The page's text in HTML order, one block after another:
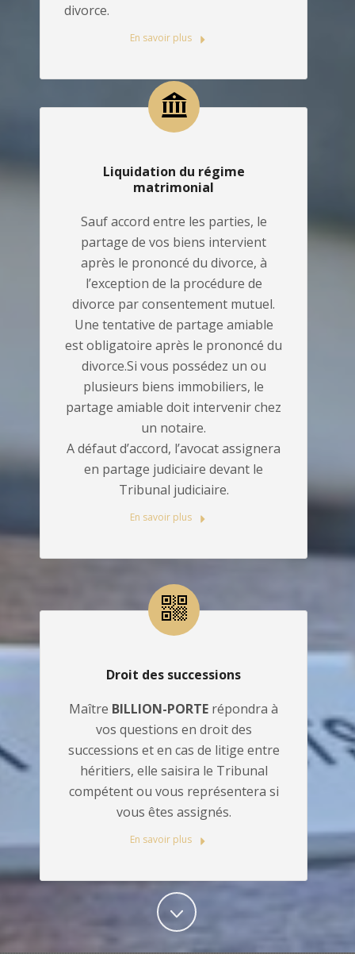
divorce.
En savoir plus
Liquidation du régime
matrimonial
Sauf accord entre les parties, le
partage de vos biens intervient
après le prononcé du divorce, à
l’exception de la procédure de
divorce par consentement mutuel.
Une tentative de partage amiable
est obligatoire après le prononcé du
divorce.Si vous possédez un ou
plusieurs biens immobiliers, le
partage amiable doit intervenir chez
un notaire.
A défaut d’accord, l’avocat assignera
en partage judiciaire devant le
Tribunal judiciaire.
En savoir plus
Droit des successions
Maître BILLION-PORTE répondra à
vos questions en droit des
successions et en cas de litige entre
héritiers, elle saisira le Tribunal
compétent ou vous représentera si
vous êtes assignés.
En savoir plus